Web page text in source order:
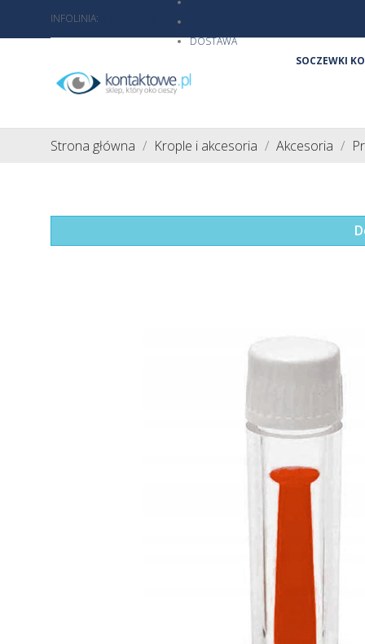
INFOLINIA:
DOSTAWA
SOCZEWKI
Strona główna Krople i akcesoria Akcesoria